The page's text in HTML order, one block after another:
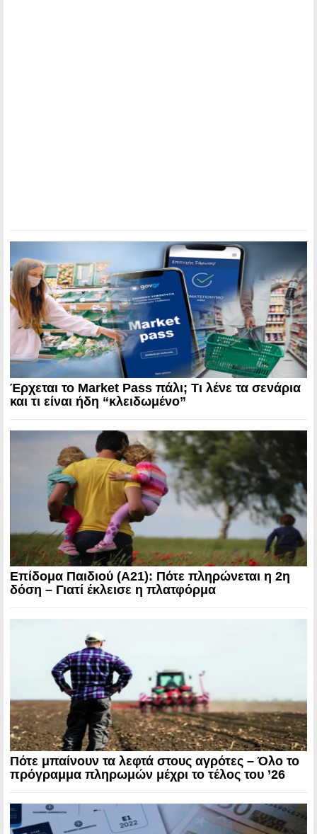
Έρχεται το Market Pass πάλι; Τι λένε τα σενάρια
και τι είναι ήδη “κλειδωμένο”
Επίδομα Παιδιού (Α21): Πότε πληρώνεται η 2η
δόση – Γιατί έκλεισε η πλατφόρμα
Πότε μπαίνουν τα λεφτά στους αγρότες – Όλο το
πρόγραμμα πληρωμών μέχρι το τέλος του ’26